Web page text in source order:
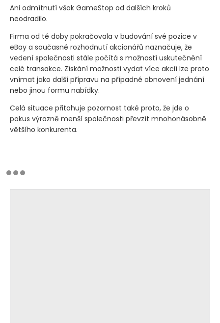
Ani odmítnutí však GameStop od dalších kroků
neodradilo.
Firma od té doby pokračovala v budování své pozice v
eBay a současné rozhodnutí akcionářů naznačuje, že
vedení společnosti stále počítá s možností uskutečnění
celé transakce. Získání možnosti vydat více akcií lze proto
vnímat jako další přípravu na případné obnovení jednání
nebo jinou formu nabídky.
Celá situace přitahuje pozornost také proto, že jde o
pokus výrazně menší společnosti převzít mnohonásobně
většího konkurenta.